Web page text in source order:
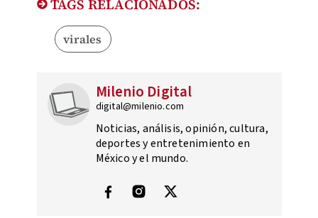
TAGS RELACIONADOS:
virales
Milenio Digital
digital@milenio.com
Noticias, análisis, opinión, cultura,
deportes y entretenimiento en
México y el mundo.